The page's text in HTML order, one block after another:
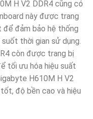
H V2 DDR4 cũng có
này được trang
đảm bảo hệ thống
thời gian sử dụng.
còn được trang bị
tối ưu hóa hiệu suất
H610M H V2
độ bền cao và hiệu